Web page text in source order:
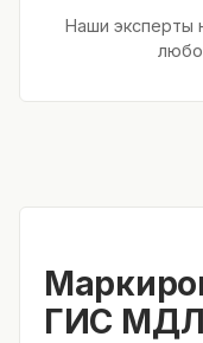
Наши эксперты
ГИС